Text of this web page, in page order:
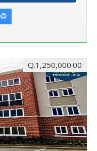
Q.1,250,000.00